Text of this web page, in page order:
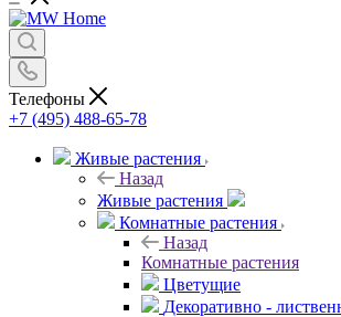
Телефоны
+7 (495) 488-65-78
Живые растения
Назад
Живые растения
Комнатные растения
Назад
Комнатные растения
Цветущие
Декоративно -